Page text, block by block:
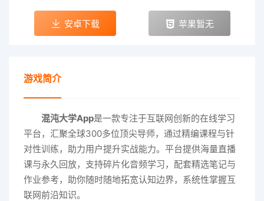
安卓下载 苹果暂无
游戏简介
混沌大学App是一款专注于互联网创新的在线学习
平台，汇聚全球300多位顶尖导师，通过精编课程与针
对性训练，助力用户提升实战能力。平台提供海量直播
课与永久回放，支持碎片化音频学习，配套精选笔记与
作业参考，助你随时随地拓宽认知边界，系统性掌握互
联网前沿知识。